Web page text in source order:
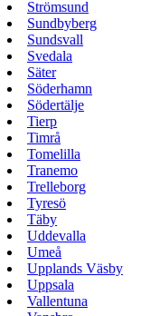
Strömsund
Sundbyberg
Sundsvall
Svedala
Säter
Söderhamn
Södertälje
Tierp
Timrå
Tomelilla
Tranemo
Trelleborg
Tyresö
Täby
Uddevalla
Umeå
Upplands Väsby
Uppsala
Vallentuna